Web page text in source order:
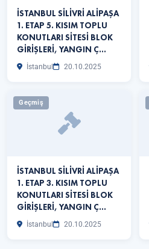
İSTANBUL SİLİVRİ ALİPAŞA
1. ETAP 5. KISIM TOPLU
KONUTLARI SİTESİ BLOK
GİRİŞLERİ, YANGIN Ç…
İstanbul 20.10.2025
Geçmiş
İSTANBUL SİLİVRİ ALİPAŞA
1. ETAP 3. KISIM TOPLU
KONUTLARI SİTESİ BLOK
GİRİŞLERİ, YANGIN Ç…
İstanbul 20.10.2025